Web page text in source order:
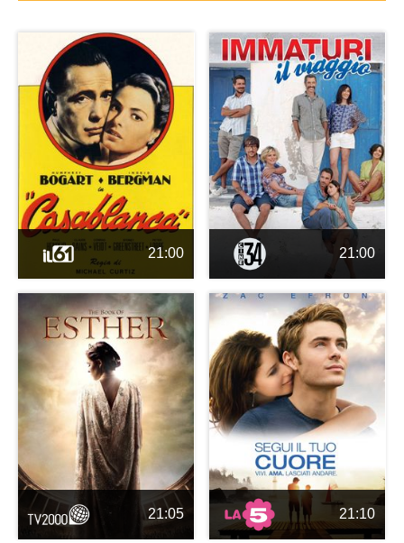
21:00 21:00
21:05 21:10